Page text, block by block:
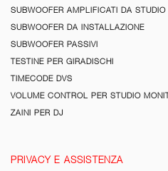
SUBWOOFER AMPLIFICATI DA STUDIO
SUBWOOFER DA INSTALLAZIONE
SUBWOOFER PASSIVI
TESTINE PER GIRADISCHI
TIMECODE DVS
VOLUME CONTROL PER STUDIO
ZAINI PER DJ
PRIVACY E ASSISTENZA